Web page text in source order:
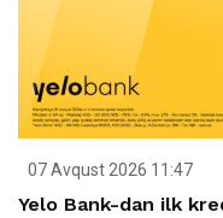
07 Avqust 2026 11:47
Yelo Bank-dan ilk